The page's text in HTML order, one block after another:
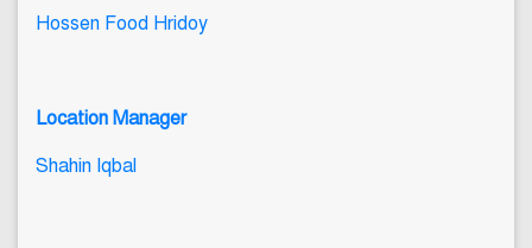
Hossen Food Hridoy
Location Manager
Shahin Iqbal